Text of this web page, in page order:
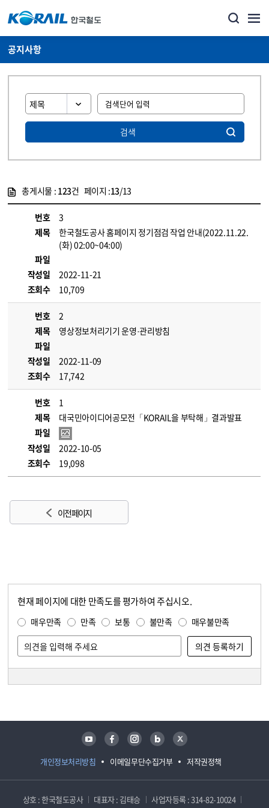
공지사항
검색
총게시물 : 123건 페이지 :13/13
번호
3
제목
한국철도공사 홈페이지 정기점검 작업 안내(2022.11.22.
(화) 02:00~04:00)
파일
작성일
2022-11-21
조회수
10,709
번호
2
제목
영상정보처리기기 운영·관리방침
파일
작성일
2022-11-09
조회수
17,742
번호
1
제목
대국민아이디어공모전「KORAIL을 부탁해」결과발표
파일
작성일
2022-10-05
조회수
19,098
이전 페이지
현재 페이지에 대한 만족도를 평가하여 주십시오.
매우만족 만족 보통 불만족 매우불만족
개인정보처리방침 이메일무단수집거부 저작권정책
유튜브 페이스북 인스타그램 블로그 트위터
상호 : 한국철도공사 대표자 : 김태승 사업자등록 : 314-82-10024